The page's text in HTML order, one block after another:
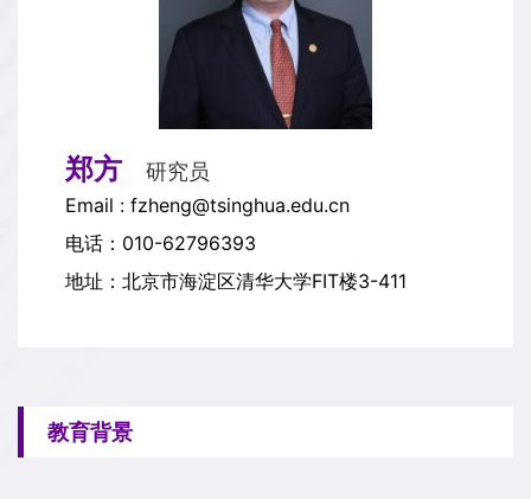
郑方 研究员
Email : fzheng@tsinghua.edu.cn
电话：010-62796393
地址：北京市海淀区清华大学FIT楼3-411
教育背景